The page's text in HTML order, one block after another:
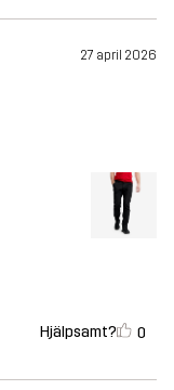
27 april 2026
Hjälpsamt? 0